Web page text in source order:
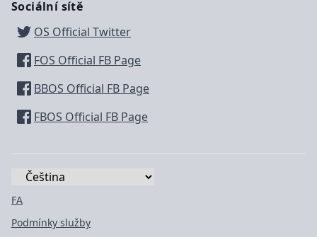
Sociální sítě
OS Official Twitter
FOS Official FB Page
BBOS Official FB Page
FBOS Official FB Page
FA
Podmínky služby